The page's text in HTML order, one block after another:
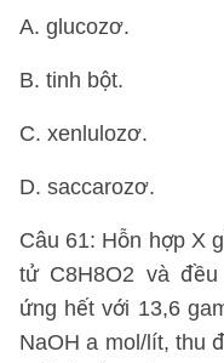
A. glucozơ.
B. tinh bột.
C. xenlulozơ.
D. saccarozơ.
Câu 61: Hỗn hợp X
tử C8H8O2 và
ứng hết với 13,6
NaOH a mol/lít, thu